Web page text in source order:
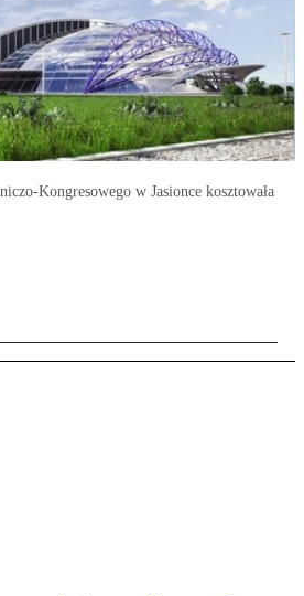
Kongresowego w Jasionce kosztowała